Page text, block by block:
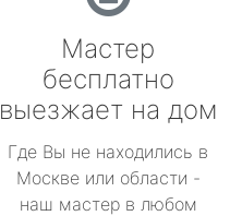
Мастер
бесплатно
выезжает на дом
Где Вы не находились в
Москве или области -
наш мастер в любом